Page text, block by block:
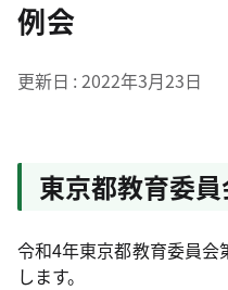
例会
更新日 2022年3月23日
東京都教育委
令和4年東京都教育委員
します。